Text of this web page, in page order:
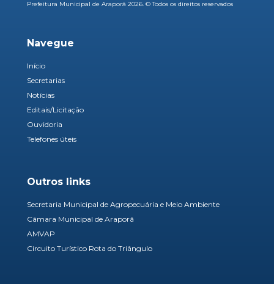
Prefeitura Municipal de Araporã 2026. © Todos os direitos reservados
Navegue
Início
Secretarias
Notícias
Editais/Licitação
Ouvidoria
Telefones úteis
Outros links
Secretaria Municipal de Agropecuária e Meio Ambiente
Câmara Municipal de Araporã
AMVAP
Circuito Turístico Rota do Triângulo